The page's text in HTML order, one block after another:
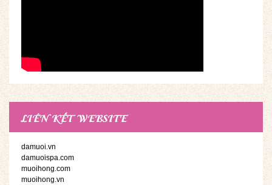
LIÊN KẾT WEBSITE
damuoi.vn
damuoispa.com
muoihong.com
muoihong.vn